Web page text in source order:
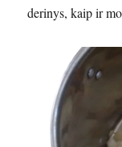
derinys, kaip ir